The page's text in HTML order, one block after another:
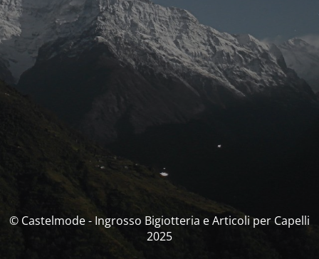
© Castelmode - Ingrosso Bigiotteria e Articoli per Capelli
2025